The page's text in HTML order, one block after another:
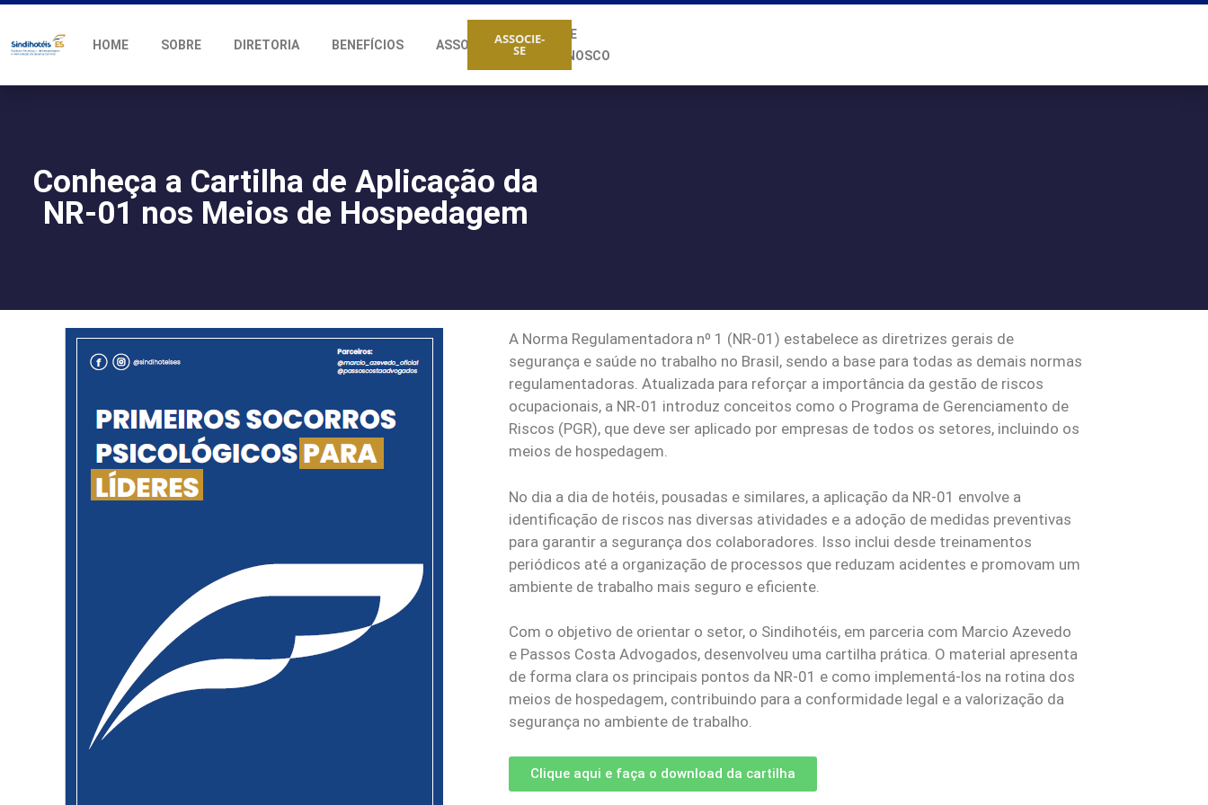
HOME SOBRE DIRETORIA BENEFÍCIOS ASSOCIADOS
FALE
CONOSCO
ASSOCIE-
SE
Conheça a Cartilha de Aplicação da
NR-01 nos Meios de Hospedagem
A Norma Regulamentadora nº 1 (NR-01) estabelece as diretrizes gerais de
segurança e saúde no trabalho no Brasil, sendo a base para todas as demais normas
regulamentadoras. Atualizada para reforçar a importância da gestão de riscos
ocupacionais, a NR-01 introduz conceitos como o Programa de Gerenciamento de
Riscos (PGR), que deve ser aplicado por empresas de todos os setores, incluindo os
meios de hospedagem.
No dia a dia de hotéis, pousadas e similares, a aplicação da NR-01 envolve a
identificação de riscos nas diversas atividades e a adoção de medidas preventivas
para garantir a segurança dos colaboradores. Isso inclui desde treinamentos
periódicos até a organização de processos que reduzam acidentes e promovam um
ambiente de trabalho mais seguro e eficiente.
Com o objetivo de orientar o setor, o Sindihotéis, em parceria com Marcio Azevedo
e Passos Costa Advogados, desenvolveu uma cartilha prática. O material apresenta
de forma clara os principais pontos da NR-01 e como implementá-los na rotina dos
meios de hospedagem, contribuindo para a conformidade legal e a valorização da
segurança no ambiente de trabalho.
Clique aqui e faça o download da cartilha